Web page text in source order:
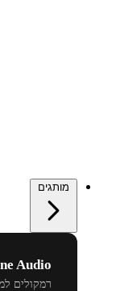
מותגים
Audio
רמקולים